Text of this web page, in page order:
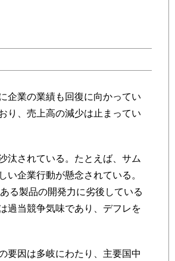
企業の業績も回復に向かってい
り、売上高の減少は止まってい
汰されている。たとえば、サム
い企業行動が懸念されている。
る製品の開発力に劣後している
過当競争気味であり、デフレを
要因は多岐にわたり、主要国中